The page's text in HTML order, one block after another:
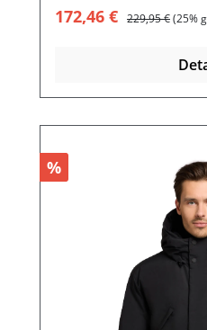
Verkaufspreis:
172,46 € Regulärer Preis:
229,95 €(25%
%